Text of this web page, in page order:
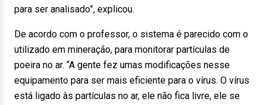
para ser analisado”, explicou.
De acordo com o professor, o sistema é parecido com o
utilizado em mineração, para monitorar partículas de
poeira no ar. “A gente fez umas modificações nesse
equipamento para ser mais eficiente para o vírus. O vírus
está ligado às partículas no ar, ele não fica livre, ele se